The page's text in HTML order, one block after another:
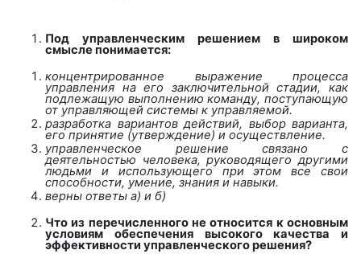
Под управленческим решением в широком
смысле понимается:
концентрированное выражение процесса
управления на его заключительной стадии, как
подлежащую выполнению команду, поступающую
от управляющей системы к управляемой.
разработка вариантов действий, выбор варианта,
его принятие (утверждение) и осуществление.
управленческое решение связано с
деятельностью человека, руководящего другими
людьми и использующего при этом все свои
способности, умение, знания и навыки.
верны ответы а) и б)
Что из перечисленного не относится к основным
условиям обеспечения высокого качества и
эффективности управленческого решения?